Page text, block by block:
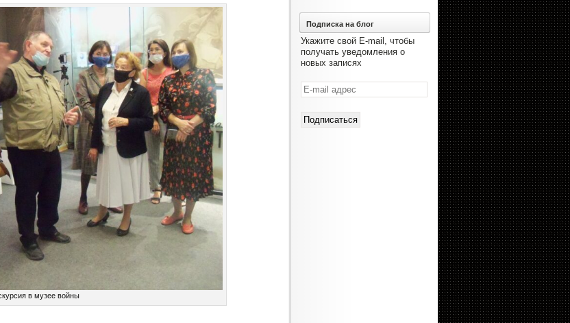
в музее войны
Подписка на блог
Укажите свой E-mail, чтобы
получать уведомления о
новых записях
E-
mail